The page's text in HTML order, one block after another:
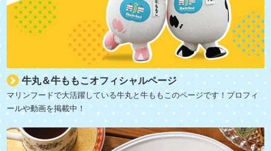
牛丸＆牛ももこオフィシャルページ
マリンフードで大活躍している牛丸と牛ももこのページです！プロフィ
ールや動画を掲載中！